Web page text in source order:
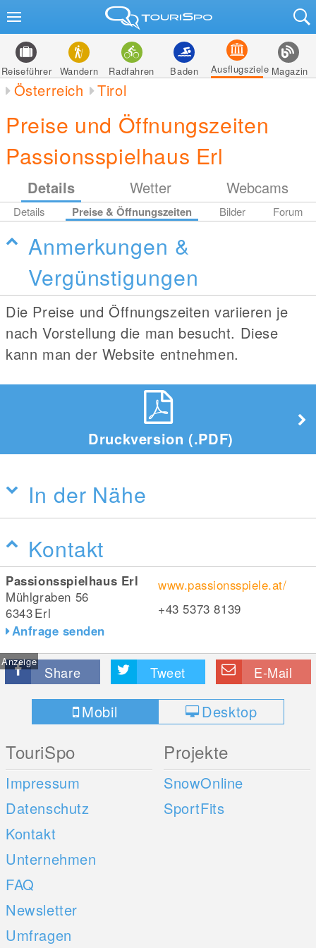
Reiseführer Wandern Radfahren Baden Ausflugsziele Magazin
Österreich Tirol
Preise und Öffnungszeiten
Passionsspielhaus Erl
Details Wetter Webcams
Details Preise & Öffnungszeiten Bilder Forum
Anmerkungen &
Vergünstigungen
Die Preise und Öffnungszeiten variieren je
nach Vorstellung die man besucht. Diese
kann man der Website entnehmen.
Druckversion (.PDF)
In der Nähe
Kontakt
Passionsspielhaus Erl
Mühlgraben 56
6343Erl
Anfrage senden
www.passionsspiele.at/
+43 5373 8139
Anzeige
Share Tweet E-Mail
Mobil Desktop
TouriSpo
Impressum
Datenschutz
Kontakt
Unternehmen
FAQ
Newsletter
Umfragen
Projekte
SnowOnline
SportFits